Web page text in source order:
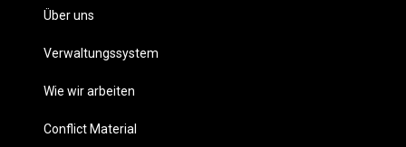
Über uns
Verwaltungssystem
Wie wir arbeiten
Conflict Material